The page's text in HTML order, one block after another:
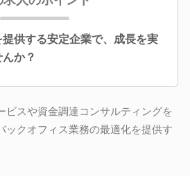
供する安定企業で、成長を実
か？
ビスや資金調達コンサルティングを
ックオフィス業務の最適化を提供す